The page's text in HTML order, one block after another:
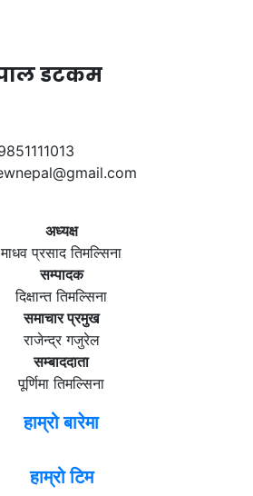
डटकम
अध्यक्ष
माधव प्रसाद तिमल्सिना
सम्पादक
दिक्षान्त तिमल्सिना
समाचार प्रमुख
राजेन्द्र गजुरेल
सम्बाददाता
पूर्णिमा तिमल्सिना
हाम्रो बारेमा
हाम्रो टिम